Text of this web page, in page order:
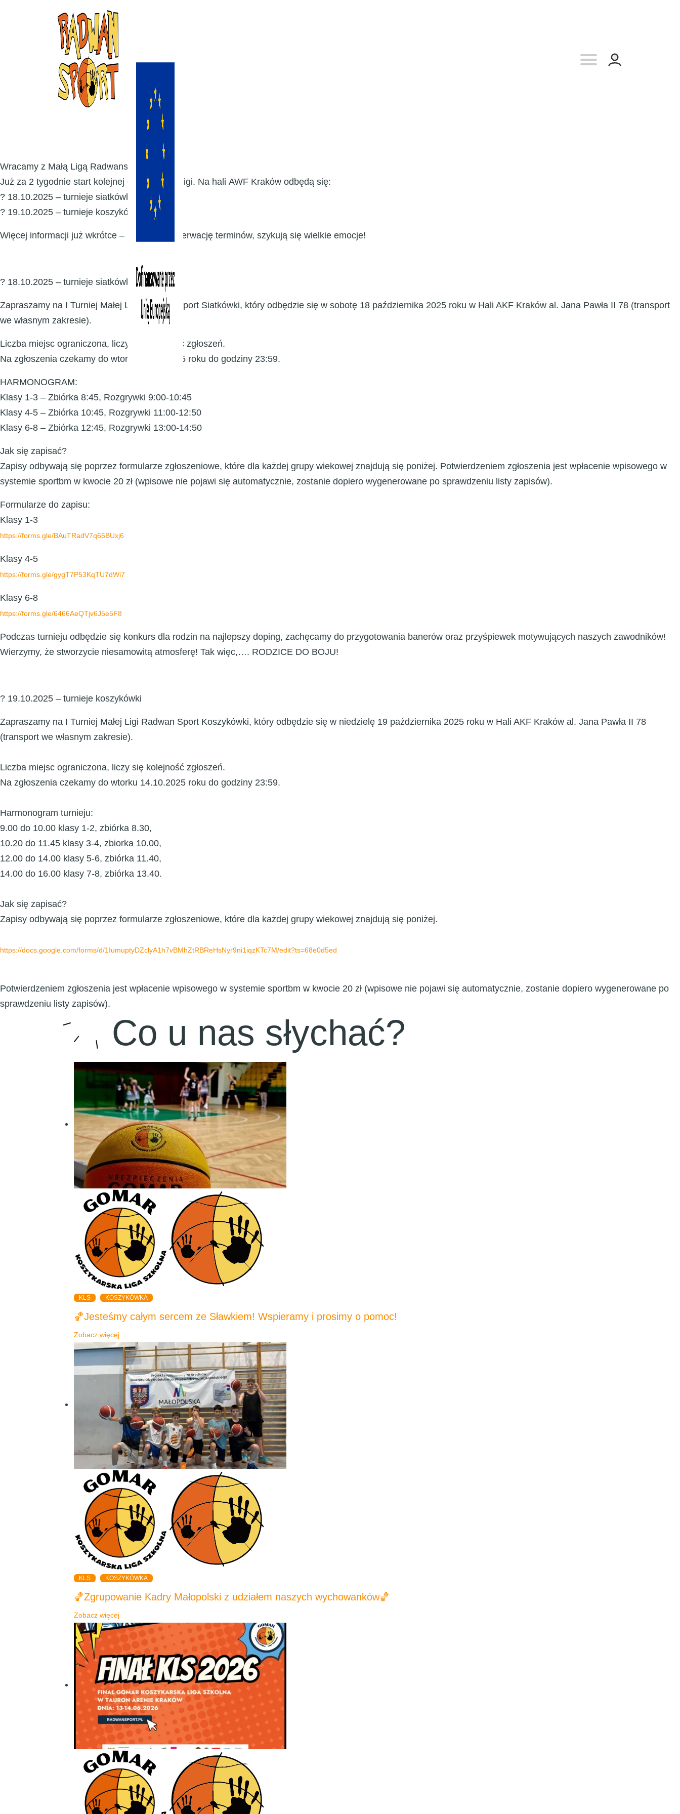
Wracamy z Małą Ligą Radwansportową!
Już za 2 tygodnie start kolejnej edycji naszej ligi. Na hali AWF Kraków odbędą się:
? 18.10.2025 – turnieje siatkówki
? 19.10.2025 – turnieje koszykówki
Więcej informacji już wkrótce – prosimy o rezerwację terminów, szykują się wielkie emocje!
? 18.10.2025 – turnieje siatkówki
Zapraszamy na I Turniej Małej Ligi Radwan Sport Siatkówki, który odbędzie się w sobotę 18 października 2025 roku w Hali AKF Kraków al. Jana Pawła II 78 (transport
we własnym zakresie).
Liczba miejsc ograniczona, liczy się kolejność zgłoszeń.
Na zgłoszenia czekamy do wtorku 14.10.2025 roku do godziny 23:59.
HARMONOGRAM:
Klasy 1-3 – Zbiórka 8:45, Rozgrywki 9:00-10:45
Klasy 4-5 – Zbiórka 10:45, Rozgrywki 11:00-12:50
Klasy 6-8 – Zbiórka 12:45, Rozgrywki 13:00-14:50
Jak się zapisać?
Zapisy odbywają się poprzez formularze zgłoszeniowe, które dla każdej grupy wiekowej znajdują się poniżej. Potwierdzeniem zgłoszenia jest wpłacenie wpisowego w
systemie sportbm w kwocie 20 zł (wpisowe nie pojawi się automatycznie, zostanie dopiero wygenerowane po sprawdzeniu listy zapisów).
Formularze do zapisu:
Klasy 1-3
https://forms.gle/BAuTRadV7q65BUxj6
Klasy 4-5
https://forms.gle/gygT7P53KqTU7dWi7
Klasy 6-8
https://forms.gle/6466AeQTjv6J5e5F8
Podczas turnieju odbędzie się konkurs dla rodzin na najlepszy doping, zachęcamy do przygotowania banerów oraz przyśpiewek motywujących naszych zawodników!
Wierzymy, że stworzycie niesamowitą atmosferę! Tak więc,…. RODZICE DO BOJU!
? 19.10.2025 – turnieje koszykówki
Zapraszamy na I Turniej Małej Ligi Radwan Sport Koszykówki, który odbędzie się w niedzielę 19 października 2025 roku w Hali AKF Kraków al. Jana Pawła II 78
(transport we własnym zakresie).
Liczba miejsc ograniczona, liczy się kolejność zgłoszeń.
Na zgłoszenia czekamy do wtorku 14.10.2025 roku do godziny 23:59.
Harmonogram turnieju:
9.00 do 10.00 klasy 1-2, zbiórka 8.30,
10.20 do 11.45 klasy 3-4, zbiorka 10.00,
12.00 do 14.00 klasy 5-6, zbiórka 11.40,
14.00 do 16.00 klasy 7-8, zbiórka 13.40.
Jak się zapisać?
Zapisy odbywają się poprzez formularze zgłoszeniowe, które dla każdej grupy wiekowej znajdują się poniżej.
https://docs.google.com/forms/d/1IumuptyDZclyA1h7vBMhZtRBReHsNyr9ni1iqzKTc7M/edit?ts=68e0d5ed
Potwierdzeniem zgłoszenia jest wpłacenie wpisowego w systemie sportbm w kwocie 20 zł (wpisowe nie pojawi się automatycznie, zostanie dopiero wygenerowane po
sprawdzeniu listy zapisów).
Co u nas słychać?
KLS KOSZYKÓWKA
🏀Jesteśmy całym sercem ze Sławkiem! Wspieramy i prosimy o pomoc!
Zobacz więcej
KLS KOSZYKÓWKA
🏀Zgrupowanie Kadry Małopolski z udziałem naszych wychowanków🏀
Zobacz więcej